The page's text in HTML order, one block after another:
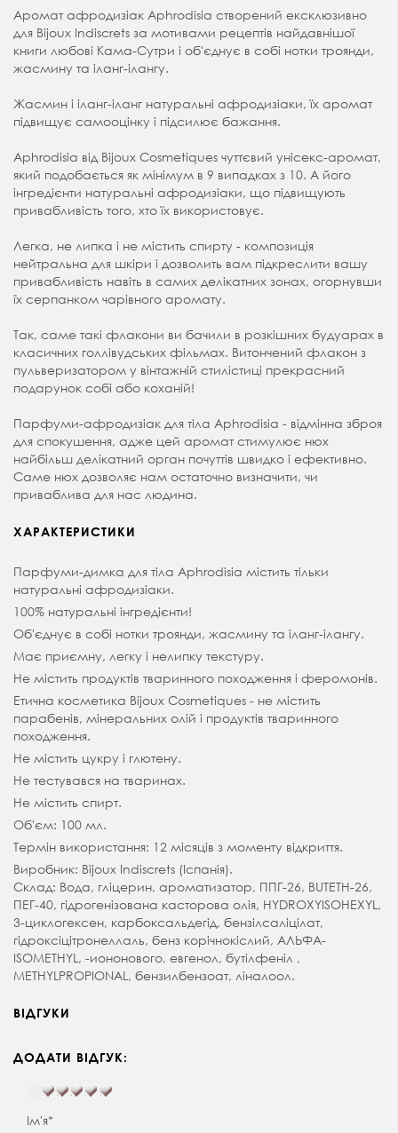
Аромат афродизіак Aphrodisia створений ексклюзивно
для Bijoux Indiscrets за мотивами рецептів найдавнішої
книги любові Кама-Сутри і об'єднує в собі нотки троянди,
жасмину та іланг-ілангу.
Жасмин і іланг-іланг натуральні афродизіаки, їх аромат
підвищує самооцінку і підсилює бажання.
Aphrodisia від Bijoux Cosmetiques чуттєвий унісекс-аромат,
який подобається як мінімум в 9 випадках з 10. А його
інгредієнти натуральні афродизіаки, що підвищують
привабливість того, хто їх використовує.
Легка, не липка і не містить спирту - композиція
нейтральна для шкіри і дозволить вам підкреслити вашу
привабливість навіть в самих делікатних зонах, огорнувши
їх серпанком чарівного аромату.
Так, саме такі флакони ви бачили в розкішних будуарах в
класичних голлівудських фільмах. Витончений флакон з
пульверизатором у вінтажній стилістиці прекрасний
подарунок собі або коханій!
Парфуми-афродизіак для тіла Aphrodisia - відмінна зброя
для спокушення, адже цей аромат стимулює нюх
найбільш делікатний орган почуттів швидко і ефективно.
Саме нюх дозволяє нам остаточно визначити, чи
приваблива для нас людина.
ХАРАКТЕРИСТИКИ
Парфуми-димка для тіла Aphrodisia містить тільки
натуральні афродизіаки.
100% натуральні інгредієнти!
Об'єднує в собі нотки троянди, жасмину та іланг-ілангу.
Має приємну, легку і нелипку текстуру.
Не містить продуктів тваринного походження і феромонів.
Етична косметика Bijoux Cosmetiques - не містить
парабенів, мінеральних олій і продуктів тваринного
походження.
Не містить цукру і глютену.
Не тестувався на тваринах.
Не містить спирт.
Об'єм: 100 мл.
Термін використання: 12 місяців з моменту відкриття.
Виробник: Bijoux Indiscrets (Іспанія).
Склад: Вода, гліцерин, ароматизатор, ППГ-26, BUTETH-26,
ПЕГ-40, гідрогенізована касторова олія, HYDROXYISOHEXYL,
3-циклогексен, карбоксальдегід, бензілсаліцілат,
гідроксіцітронеллаль, бенз корічнокіслий, АЛЬФА-
ISOMETHYL, -иононового, евгенол, бутілфеніл ,
METHYLPROPIONAL, бензилбензоат, ліналоол.
ВІДГУКИ
ДОДАТИ ВІДГУК:
Ім'я*